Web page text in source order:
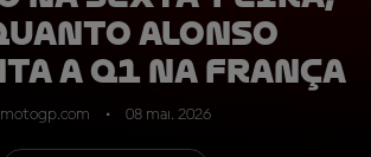
Alonso
a Q1 na França
motogp.com 08 mai. 2026